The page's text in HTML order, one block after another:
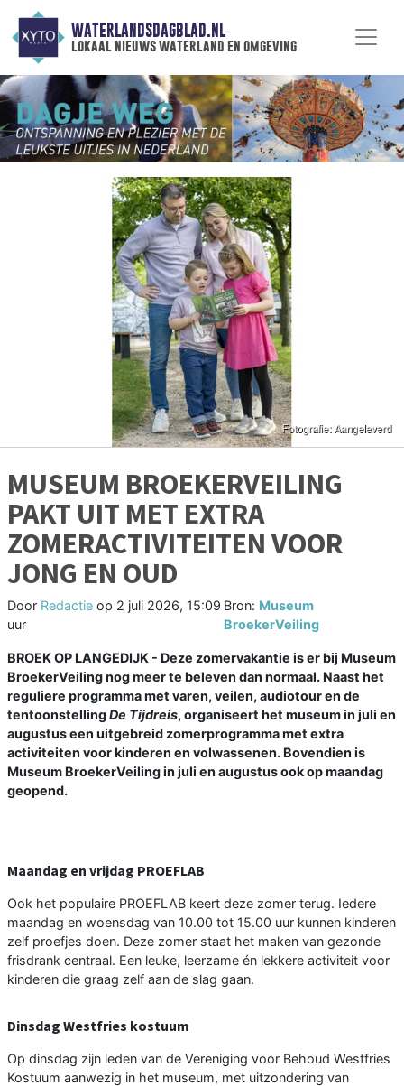
WATERLANDSDAGBLAD.NL
lokaal nieuws waterland en omgeving
MUSEUM BROEKERVEILING
PAKT UIT MET EXTRA
ZOMERACTIVITEITEN VOOR
JONG EN OUD
Door Redactie op 2 juli 2026, 15:09
uur
Bron: Museum
BroekerVeiling
BROEK OP LANGEDIJK - Deze zomervakantie is er bij Museum
BroekerVeiling nog meer te beleven dan normaal. Naast het
reguliere programma met varen, veilen, audiotour en de
tentoonstellingDe Tijdreis, organiseert het museum in juli en
augustus een uitgebreid zomerprogramma met extra
activiteiten voor kinderen en volwassenen. Bovendien is
Museum BroekerVeiling in juli en augustus ook op maandag
geopend.
Maandag en vrijdag PROEFLAB
Ook het populaire PROEFLAB keert deze zomer terug. Iedere
maandag en woensdag van 10.00 tot 15.00 uur kunnen kinderen
zelf proefjes doen. Deze zomer staat het maken van gezonde
frisdrank centraal. Een leuke, leerzame én lekkere activiteit voor
kinderen die graag zelf aan de slag gaan.
Dinsdag Westfries kostuum
Op dinsdag zijn leden van de Vereniging voor Behoud Westfries
Kostuum aanwezig in het museum, met uitzondering van